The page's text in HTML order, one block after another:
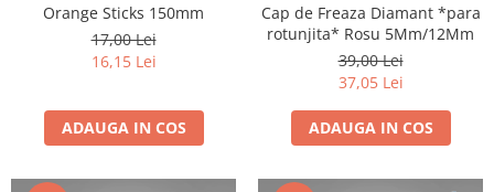
Orange Sticks 150mm
17,00 Lei
16,15 Lei
ADAUGA IN COS
Cap de Freaza Diamant *para
rotunjita* Rosu 5Mm/12Mm
39,00 Lei
37,05 Lei
ADAUGA IN COS